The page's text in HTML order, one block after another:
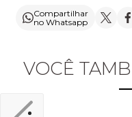
Compartilhar
no Whatsapp
VOCÊ